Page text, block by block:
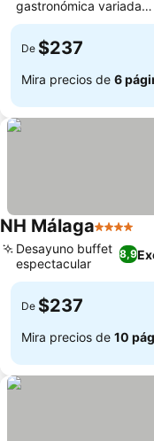
gastronómica variada
tipo buffet
De $237
Mira precios de 6
NH Málaga4 Estrellas
8,9
Desayuno buffet
espectacular
De $237
Mira precios de 10